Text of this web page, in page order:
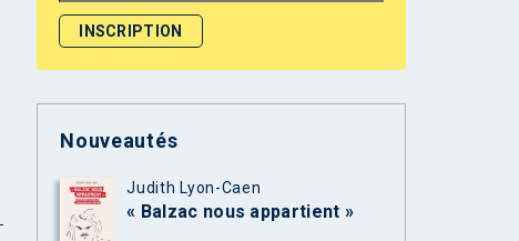
Nouveautés
Judith Lyon-Caen
« Balzac nous appartient »